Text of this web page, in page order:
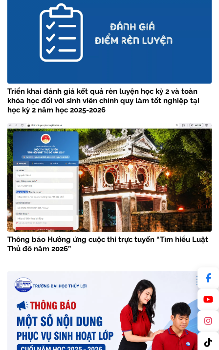
Triển khai đánh giá kết quả rèn luyện học kỳ 2 và toàn
khóa học đối với sinh viên chính quy làm tốt nghiệp tại
học kỳ 2 năm học 2025-2026
Thông báo Hưởng ứng cuộc thi trực tuyến “Tìm hiểu Luật
Thủ đô năm 2026”